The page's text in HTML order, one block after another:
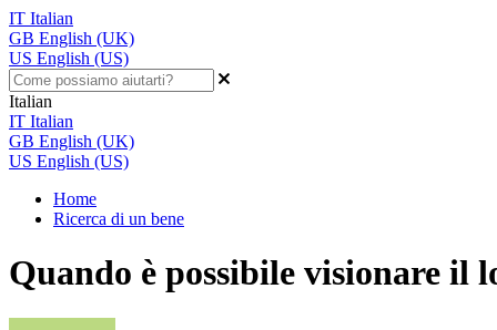
IT Italian
GB English (UK)
US English (US)
Italian
IT Italian
GB English (UK)
US English (US)
Home
Ricerca di un bene
Quando è possibile visionare il